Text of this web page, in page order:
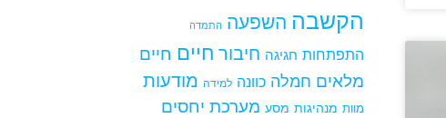
הקשבה השפעה התמדה
התפתחות חגיגה חיבור חיים חיים
מלאים חמלה כוונה למידה מודעות
מוות מנהיגות מסע מערכת יחסים